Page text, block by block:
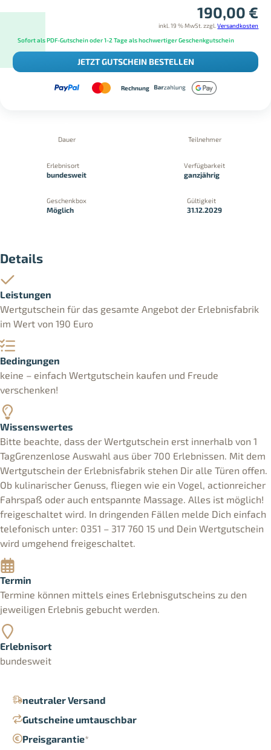
190,00 €
inkl. 19 % MwSt. zzgl.Versandkosten
Sofort als PDF-Gutschein oder 1-2 Tage als hochwertiger Geschenkgutschein
JETZT GUTSCHEIN BESTELLEN
Rechnung
Dauer Teilnehmer
Erlebnisort
bundesweit
Verfügbarkeit
ganzjährig
Geschenkbox
Möglich
Gültigkeit
31.12.2029
neutraler Versand
Gutscheine umtauschbar
Preisgarantie*
Details
Leistungen
Wertgutschein für das gesamte Angebot der Erlebnisfabrik
im Wert von 190 Euro
Bedingungen
keine – einfach Wertgutschein kaufen und Freude
verschenken!
Wissenswertes
Bitte beachte, dass der Wertgutschein erst innerhalb von 1
TagGrenzenlose Auswahl aus über 700 Erlebnissen. Mit dem
Wertgutschein der Erlebnisfabrik stehen Dir alle Türen offen.
Ob kulinarischer Genuss, fliegen wie ein Vogel, actionreicher
Fahrspaß oder auch entspannte Massage. Alles ist möglich!
freigeschaltet wird. In dringenden Fällen melde Dich einfach
telefonisch unter: 0351 – 317 760 15 und Dein Wertgutschein
wird umgehend freigeschaltet.
Termin
Termine können mittels eines Erlebnisgutscheins zu den
jeweiligen Erlebnis gebucht werden.
Erlebnisort
bundesweit